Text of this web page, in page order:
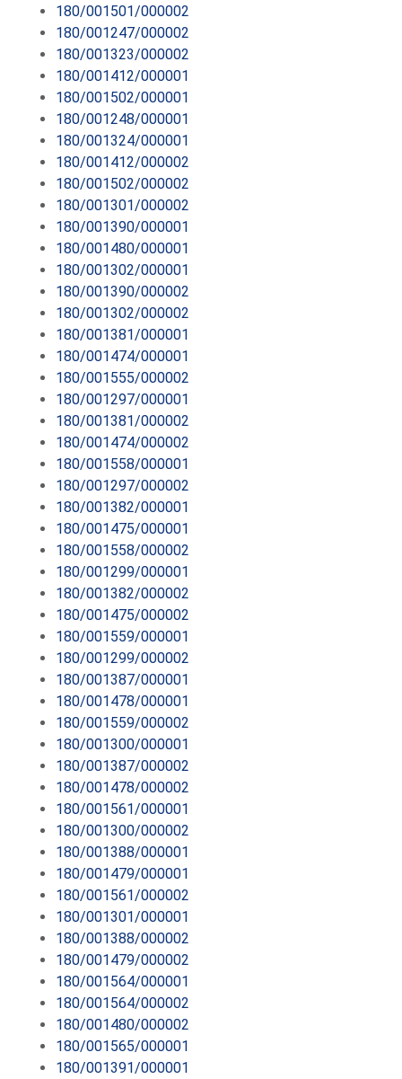
180/001501/000002
180/001247/000002
180/001323/000002
180/001412/000001
180/001502/000001
180/001248/000001
180/001324/000001
180/001412/000002
180/001502/000002
180/001301/000002
180/001390/000001
180/001480/000001
180/001302/000001
180/001390/000002
180/001302/000002
180/001381/000001
180/001474/000001
180/001555/000002
180/001297/000001
180/001381/000002
180/001474/000002
180/001558/000001
180/001297/000002
180/001382/000001
180/001475/000001
180/001558/000002
180/001299/000001
180/001382/000002
180/001475/000002
180/001559/000001
180/001299/000002
180/001387/000001
180/001478/000001
180/001559/000002
180/001300/000001
180/001387/000002
180/001478/000002
180/001561/000001
180/001300/000002
180/001388/000001
180/001479/000001
180/001561/000002
180/001301/000001
180/001388/000002
180/001479/000002
180/001564/000001
180/001564/000002
180/001480/000002
180/001565/000001
180/001391/000001